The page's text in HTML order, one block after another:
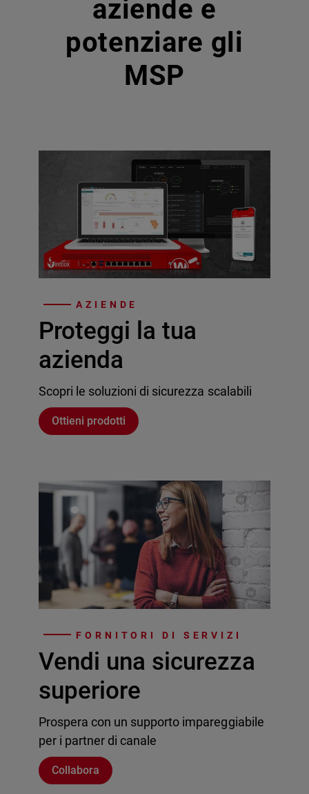
aziende e
potenziare gli
MSP
AZIENDE
Proteggi la tua
azienda
Scopri le soluzioni di sicurezza scalabili
Ottieni prodotti
FORNITORI DI SERVIZI
Vendi una sicurezza
superiore
Prospera con un supporto impareggiabile
per i partner di canale
Collabora